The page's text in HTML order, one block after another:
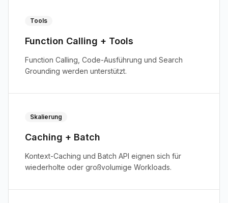
Tools
Function Calling + Tools
Function Calling, Code-Ausführung und Search
Grounding werden unterstützt.
Skalierung
Caching + Batch
Kontext-Caching und Batch API eignen sich für
wiederholte oder großvolumige Workloads.